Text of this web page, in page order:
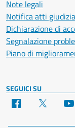
Note legali
Notifica atti
Dichiarazione di
Segnalazione
Piano di
SEGUICI SU
Facebook